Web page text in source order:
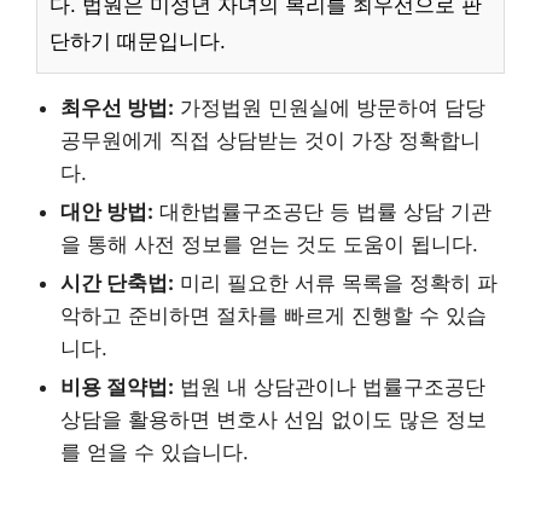
다. 법원은 미성년 자녀의 복리를 최우선으로 판
단하기 때문입니다.
최우선 방법: 가정법원 민원실에 방문하여 담당
공무원에게 직접 상담받는 것이 가장 정확합니
다.
대안 방법: 대한법률구조공단 등 법률 상담 기관
을 통해 사전 정보를 얻는 것도 도움이 됩니다.
시간 단축법: 미리 필요한 서류 목록을 정확히 파
악하고 준비하면 절차를 빠르게 진행할 수 있습
니다.
비용 절약법: 법원 내 상담관이나 법률구조공단
상담을 활용하면 변호사 선임 없이도 많은 정보
를 얻을 수 있습니다.